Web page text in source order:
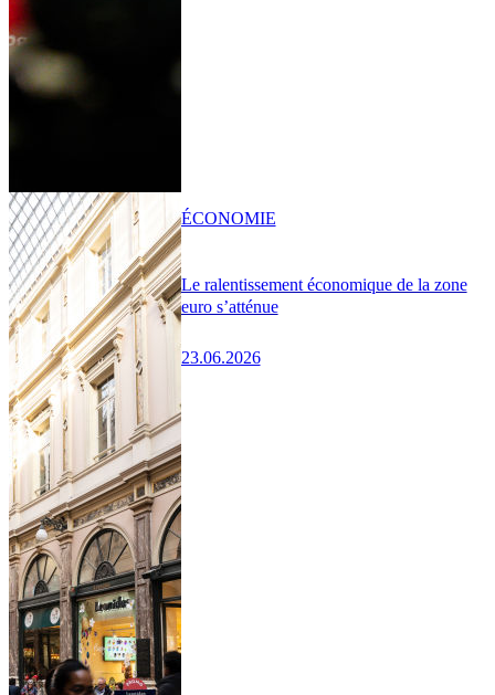
Le ralentissement économique de la zone
euro s’atténue
23.06.2026
ÉCONOMIE